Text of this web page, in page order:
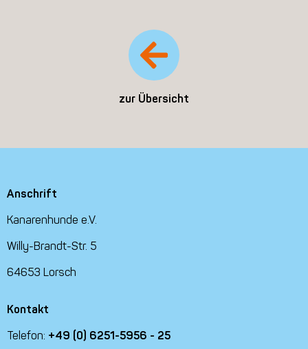
zur Übersicht
Anschrift
Kanarenhunde e.V.
Willy-Brandt-Str. 5
64653 Lorsch
Kontakt
Telefon: +49 (0) 6251-5956 - 25